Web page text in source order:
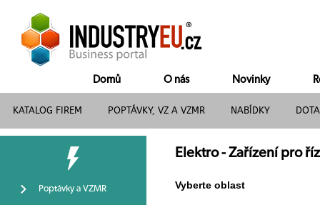
Domů O nás Novinky
KATALOG FIREM POPTÁVKY, VZ A VZMR NABÍDKY
Poptávky a VZMR
Elektro - Zařízení pro
Vyberte oblast